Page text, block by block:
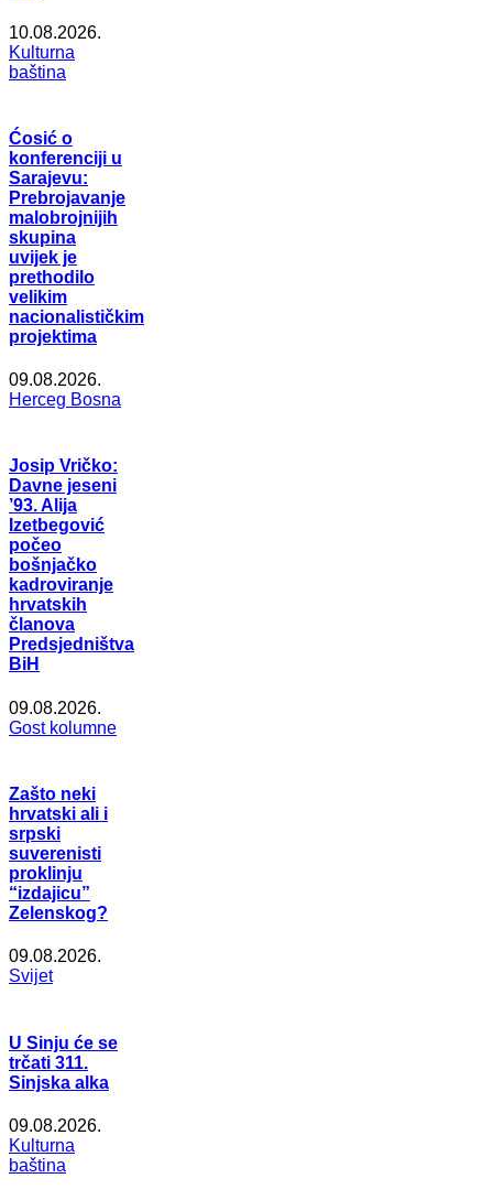
10.08.2026.
Kulturna
baština
Ćosić o
konferenciji u
Sarajevu:
Prebrojavanje
malobrojnijih
skupina
uvijek je
prethodilo
velikim
nacionalističkim
projektima
09.08.2026.
Herceg Bosna
Josip Vričko:
Davne jeseni
’93. Alija
Izetbegović
počeo
bošnjačko
kadroviranje
hrvatskih
članova
Predsjedništva
BiH
09.08.2026.
Gost kolumne
Zašto neki
hrvatski ali i
srpski
suverenisti
proklinju
“izdajicu”
Zelenskog?
09.08.2026.
Svijet
U Sinju će se
trčati 311.
Sinjska alka
09.08.2026.
Kulturna
baština